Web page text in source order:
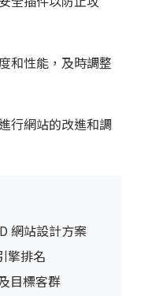
和性能，及時調整
行網站的改進和調
網站設計方案
擎排名
目標客群